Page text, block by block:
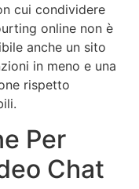
cui condividere
online non è
anche un sito
in meno e una
rispetto
Per
Chat